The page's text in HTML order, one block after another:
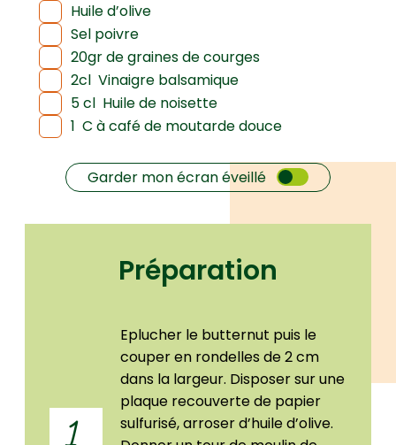
Huile d’olive
Sel poivre
20gr de graines de courges
2cl Vinaigre balsamique
5 cl Huile de noisette
1 C à café de moutarde douce
Garder mon écran éveillé
Préparation
1
Eplucher le butternut puis le
couper en rondelles de 2 cm
dans la largeur. Disposer sur une
plaque recouverte de papier
sulfurisé, arroser d’huile d’olive.